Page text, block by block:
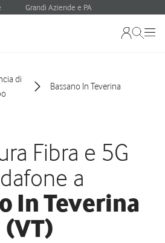
Grandi Aziende e PA
di
Bassano In Teverina
Fibra e 5G
a
In Teverina
(VT)